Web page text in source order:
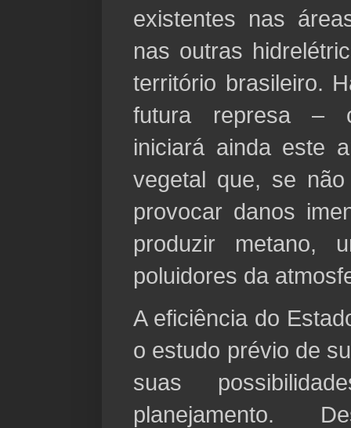
existentes nas
nas outras
território brasileiro.
futura represa –
iniciará ainda este
vegetal que, se
provocar danos
produzir metano,
poluidores da
A eficiência do
o estudo prévio de
suas
planejamento.